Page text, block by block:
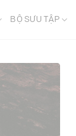
BỘ SƯU TẬP